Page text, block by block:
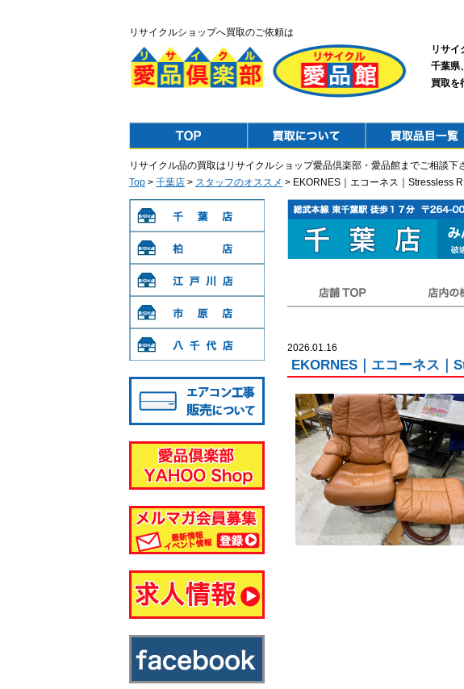
リサイクルショップへ買取のご依頼は
リサイ
千葉県
買取を
リサイクル品の買取はリサイクルショップ愛品倶楽部・愛品館までご相談下
Top > 千葉店 > スタッフのオススメ > EKORNES｜エコーネス｜Stressless
2026.01.16
EKORNES｜エコーネス｜